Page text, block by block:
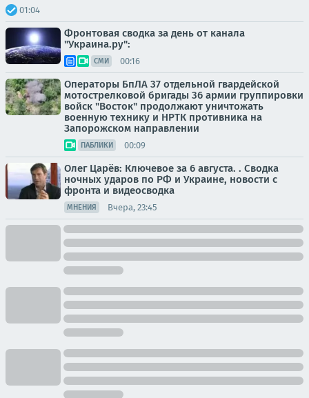
01:04
Фронтовая сводка за день от канала
"Украина.ру":
СМИ 00:16
Операторы БпЛА 37 отдельной гвардейской
мотострелковой бригады 36 армии группировки
войск "Восток" продолжают уничтожать
военную технику и НРТК противника на
Запорожском направлении
ПАБЛИКИ 00:09
Олег Царёв: Ключевое за 6 августа. . Сводка
ночных ударов по РФ и Украине, новости с
фронта и видеосводка
МНЕНИЯ Вчера, 23:45